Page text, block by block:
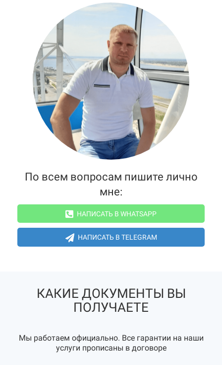
По всем вопросам пишите лично
мне:
НАПИСАТЬ В WHATSAPP
НАПИСАТЬ В TELEGRAM
КАКИЕ ДОКУМЕНТЫ ВЫ
ПОЛУЧАЕТЕ
Мы работаем официально. Все гарантии на наши
услуги прописаны в договоре